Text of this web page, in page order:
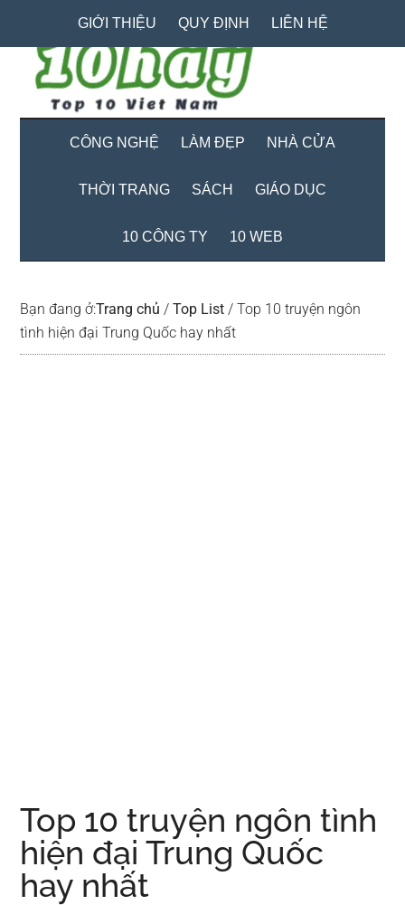
content
secondary
menu
primary
sidebar
GIỚI THIỆU QUY ĐỊNH LIÊN HỆ
CÔNG NGHỆ LÀM ĐẸP NHÀ CỬA
THỜI TRANG SÁCH GIÁO DỤC
10 CÔNG TY 10 WEB
Bạn đang ở:Trang chủ / Top List / Top 10 truyện ngôn
tình hiện đại Trung Quốc hay nhất
Top 10 truyện ngôn tình
hiện đại Trung Quốc
hay nhất